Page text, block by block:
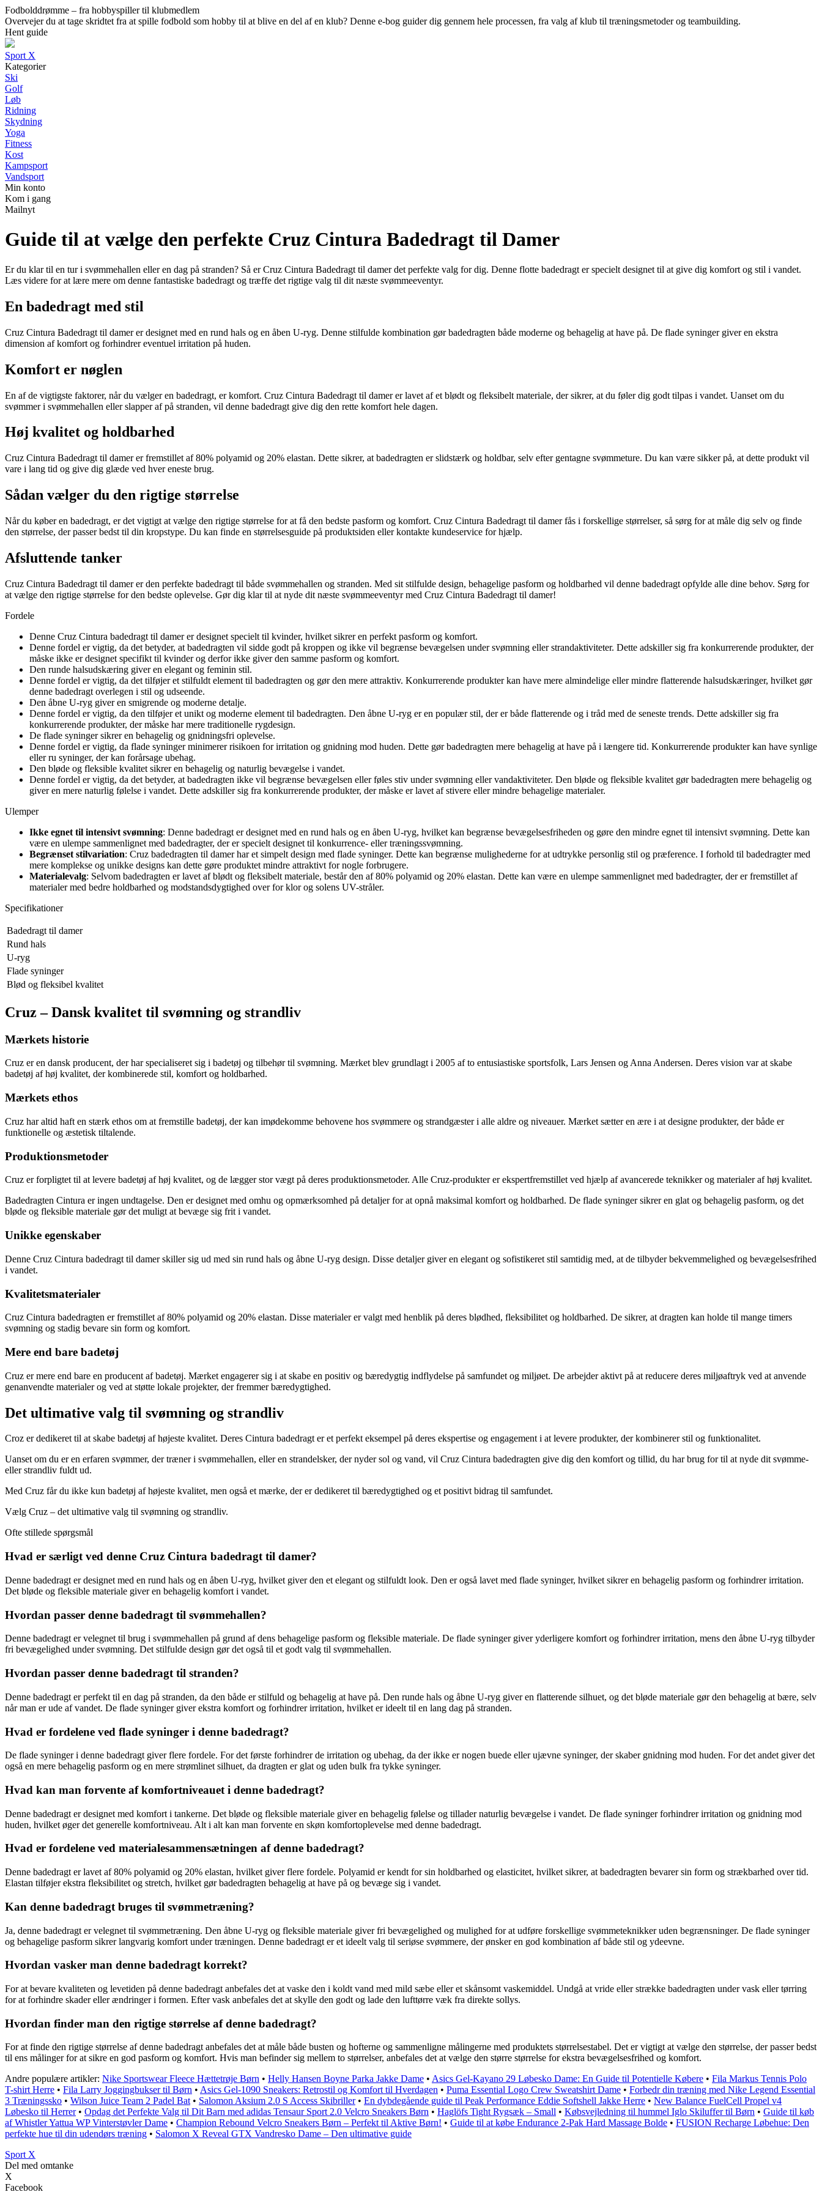
Fodbolddrømme – fra hobbyspiller til klubmedlem
Overvejer du at tage skridtet fra at spille fodbold som hobby til at blive en del af en klub? Denne e-bog guider dig gennem hele processen, fra valg af klub til træningsmetoder og teambuilding.
Hent guide
Sport X
Kategorier
Ski
Golf
Løb
Ridning
Skydning
Yoga
Fitness
Kost
Kampsport
Vandsport
Min konto
Kom i gang
Mailnyt
Guide til at vælge den perfekte Cruz Cintura Badedragt til Damer
Er du klar til en tur i svømmehallen eller en dag på stranden? Så er Cruz Cintura Badedragt til damer det perfekte valg for dig. Denne flotte badedragt er specielt designet til at give dig komfort og stil i vandet.
Læs videre for at lære mere om denne fantastiske badedragt og træffe det rigtige valg til dit næste svømmeeventyr.
En badedragt med stil
Cruz Cintura Badedragt til damer er designet med en rund hals og en åben U-ryg. Denne stilfulde kombination gør badedragten både moderne og behagelig at have på. De flade syninger giver en ekstra
dimension af komfort og forhindrer eventuel irritation på huden.
Komfort er nøglen
En af de vigtigste faktorer, når du vælger en badedragt, er komfort. Cruz Cintura Badedragt til damer er lavet af et blødt og fleksibelt materiale, der sikrer, at du føler dig godt tilpas i vandet. Uanset om du
svømmer i svømmehallen eller slapper af på stranden, vil denne badedragt give dig den rette komfort hele dagen.
Høj kvalitet og holdbarhed
Cruz Cintura Badedragt til damer er fremstillet af 80% polyamid og 20% elastan. Dette sikrer, at badedragten er slidstærk og holdbar, selv efter gentagne svømmeture. Du kan være sikker på, at dette produkt vil
vare i lang tid og give dig glæde ved hver eneste brug.
Sådan vælger du den rigtige størrelse
Når du køber en badedragt, er det vigtigt at vælge den rigtige størrelse for at få den bedste pasform og komfort. Cruz Cintura Badedragt til damer fås i forskellige størrelser, så sørg for at måle dig selv og finde
den størrelse, der passer bedst til din kropstype. Du kan finde en størrelsesguide på produktsiden eller kontakte kundeservice for hjælp.
Afsluttende tanker
Cruz Cintura Badedragt til damer er den perfekte badedragt til både svømmehallen og stranden. Med sit stilfulde design, behagelige pasform og holdbarhed vil denne badedragt opfylde alle dine behov. Sørg for
at vælge den rigtige størrelse for den bedste oplevelse. Gør dig klar til at nyde dit næste svømmeeventyr med Cruz Cintura Badedragt til damer!
Fordele
Denne Cruz Cintura badedragt til damer er designet specielt til kvinder, hvilket sikrer en perfekt pasform og komfort.
Denne fordel er vigtig, da det betyder, at badedragten vil sidde godt på kroppen og ikke vil begrænse bevægelsen under svømning eller strandaktiviteter. Dette adskiller sig fra konkurrerende produkter, der
måske ikke er designet specifikt til kvinder og derfor ikke giver den samme pasform og komfort.
Den runde halsudskæring giver en elegant og feminin stil.
Denne fordel er vigtig, da det tilføjer et stilfuldt element til badedragten og gør den mere attraktiv. Konkurrerende produkter kan have mere almindelige eller mindre flatterende halsudskæringer, hvilket gør
denne badedragt overlegen i stil og udseende.
Den åbne U-ryg giver en smigrende og moderne detalje.
Denne fordel er vigtig, da den tilføjer et unikt og moderne element til badedragten. Den åbne U-ryg er en populær stil, der er både flatterende og i tråd med de seneste trends. Dette adskiller sig fra
konkurrerende produkter, der måske har mere traditionelle rygdesign.
De flade syninger sikrer en behagelig og gnidningsfri oplevelse.
Denne fordel er vigtig, da flade syninger minimerer risikoen for irritation og gnidning mod huden. Dette gør badedragten mere behagelig at have på i længere tid. Konkurrerende produkter kan have synlige
eller ru syninger, der kan forårsage ubehag.
Den bløde og fleksible kvalitet sikrer en behagelig og naturlig bevægelse i vandet.
Denne fordel er vigtig, da det betyder, at badedragten ikke vil begrænse bevægelsen eller føles stiv under svømning eller vandaktiviteter. Den bløde og fleksible kvalitet gør badedragten mere behagelig og
giver en mere naturlig følelse i vandet. Dette adskiller sig fra konkurrerende produkter, der måske er lavet af stivere eller mindre behagelige materialer.
Ulemper
Ikke egnet til intensivt svømning: Denne badedragt er designet med en rund hals og en åben U-ryg, hvilket kan begrænse bevægelsesfriheden og gøre den mindre egnet til intensivt svømning. Dette kan
være en ulempe sammenlignet med badedragter, der er specielt designet til konkurrence- eller træningssvømning.
Begrænset stilvariation: Cruz badedragten til damer har et simpelt design med flade syninger. Dette kan begrænse mulighederne for at udtrykke personlig stil og præference. I forhold til badedragter med
mere komplekse og unikke designs kan dette gøre produktet mindre attraktivt for nogle forbrugere.
Materialevalg: Selvom badedragten er lavet af blødt og fleksibelt materiale, består den af 80% polyamid og 20% elastan. Dette kan være en ulempe sammenlignet med badedragter, der er fremstillet af
materialer med bedre holdbarhed og modstandsdygtighed over for klor og solens UV-stråler.
Specifikationer
Badedragt til damer
Rund hals
U-ryg
Flade syninger
Blød og fleksibel kvalitet
Cruz – Dansk kvalitet til svømning og strandliv
Mærkets historie
Cruz er en dansk producent, der har specialiseret sig i badetøj og tilbehør til svømning. Mærket blev grundlagt i 2005 af to entusiastiske sportsfolk, Lars Jensen og Anna Andersen. Deres vision var at skabe
badetøj af høj kvalitet, der kombinerede stil, komfort og holdbarhed.
Mærkets ethos
Cruz har altid haft en stærk ethos om at fremstille badetøj, der kan imødekomme behovene hos svømmere og strandgæster i alle aldre og niveauer. Mærket sætter en ære i at designe produkter, der både er
funktionelle og æstetisk tiltalende.
Produktionsmetoder
Cruz er forpligtet til at levere badetøj af høj kvalitet, og de lægger stor vægt på deres produktionsmetoder. Alle Cruz-produkter er ekspertfremstillet ved hjælp af avancerede teknikker og materialer af høj kvalitet.
Badedragten Cintura er ingen undtagelse. Den er designet med omhu og opmærksomhed på detaljer for at opnå maksimal komfort og holdbarhed. De flade syninger sikrer en glat og behagelig pasform, og det
bløde og fleksible materiale gør det muligt at bevæge sig frit i vandet.
Unikke egenskaber
Denne Cruz Cintura badedragt til damer skiller sig ud med sin rund hals og åbne U-ryg design. Disse detaljer giver en elegant og sofistikeret stil samtidig med, at de tilbyder bekvemmelighed og bevægelsesfrihed
i vandet.
Kvalitetsmaterialer
Cruz Cintura badedragten er fremstillet af 80% polyamid og 20% elastan. Disse materialer er valgt med henblik på deres blødhed, fleksibilitet og holdbarhed. De sikrer, at dragten kan holde til mange timers
svømning og stadig bevare sin form og komfort.
Mere end bare badetøj
Cruz er mere end bare en producent af badetøj. Mærket engagerer sig i at skabe en positiv og bæredygtig indflydelse på samfundet og miljøet. De arbejder aktivt på at reducere deres miljøaftryk ved at anvende
genanvendte materialer og ved at støtte lokale projekter, der fremmer bæredygtighed.
Det ultimative valg til svømning og strandliv
Croz er dedikeret til at skabe badetøj af højeste kvalitet. Deres Cintura badedragt er et perfekt eksempel på deres ekspertise og engagement i at levere produkter, der kombinerer stil og funktionalitet.
Uanset om du er en erfaren svømmer, der træner i svømmehallen, eller en strandelsker, der nyder sol og vand, vil Cruz Cintura badedragten give dig den komfort og tillid, du har brug for til at nyde dit svømme-
eller strandliv fuldt ud.
Med Cruz får du ikke kun badetøj af højeste kvalitet, men også et mærke, der er dedikeret til bæredygtighed og et positivt bidrag til samfundet.
Vælg Cruz – det ultimative valg til svømning og strandliv.
Ofte stillede spørgsmål
Hvad er særligt ved denne Cruz Cintura badedragt til damer?
Denne badedragt er designet med en rund hals og en åben U-ryg, hvilket giver den et elegant og stilfuldt look. Den er også lavet med flade syninger, hvilket sikrer en behagelig pasform og forhindrer irritation.
Det bløde og fleksible materiale giver en behagelig komfort i vandet.
Hvordan passer denne badedragt til svømmehallen?
Denne badedragt er velegnet til brug i svømmehallen på grund af dens behagelige pasform og fleksible materiale. De flade syninger giver yderligere komfort og forhindrer irritation, mens den åbne U-ryg tilbyder
fri bevægelighed under svømning. Det stilfulde design gør det også til et godt valg til svømmehallen.
Hvordan passer denne badedragt til stranden?
Denne badedragt er perfekt til en dag på stranden, da den både er stilfuld og behagelig at have på. Den runde hals og åbne U-ryg giver en flatterende silhuet, og det bløde materiale gør den behagelig at bære, selv
når man er ude af vandet. De flade syninger giver ekstra komfort og forhindrer irritation, hvilket er ideelt til en lang dag på stranden.
Hvad er fordelene ved flade syninger i denne badedragt?
De flade syninger i denne badedragt giver flere fordele. For det første forhindrer de irritation og ubehag, da der ikke er nogen buede eller ujævne syninger, der skaber gnidning mod huden. For det andet giver det
også en mere behagelig pasform og en mere strømlinet silhuet, da dragten er glat og uden bulk fra tykke syninger.
Hvad kan man forvente af komfortniveauet i denne badedragt?
Denne badedragt er designet med komfort i tankerne. Det bløde og fleksible materiale giver en behagelig følelse og tillader naturlig bevægelse i vandet. De flade syninger forhindrer irritation og gnidning mod
huden, hvilket øger det generelle komfortniveau. Alt i alt kan man forvente en skøn komfortoplevelse med denne badedragt.
Hvad er fordelene ved materialesammensætningen af denne badedragt?
Denne badedragt er lavet af 80% polyamid og 20% elastan, hvilket giver flere fordele. Polyamid er kendt for sin holdbarhed og elasticitet, hvilket sikrer, at badedragten bevarer sin form og strækbarhed over tid.
Elastan tilføjer ekstra fleksibilitet og stretch, hvilket gør badedragten behagelig at have på og bevæge sig i vandet.
Kan denne badedragt bruges til svømmetræning?
Ja, denne badedragt er velegnet til svømmetræning. Den åbne U-ryg og fleksible materiale giver fri bevægelighed og mulighed for at udføre forskellige svømmeteknikker uden begrænsninger. De flade syninger
og behagelige pasform sikrer langvarig komfort under træningen. Denne badedragt er et ideelt valg til seriøse svømmere, der ønsker en god kombination af både stil og ydeevne.
Hvordan vasker man denne badedragt korrekt?
For at bevare kvaliteten og levetiden på denne badedragt anbefales det at vaske den i koldt vand med mild sæbe eller et skånsomt vaskemiddel. Undgå at vride eller strække badedragten under vask eller tørring
for at forhindre skader eller ændringer i formen. Efter vask anbefales det at skylle den godt og lade den lufttørre væk fra direkte sollys.
Hvordan finder man den rigtige størrelse af denne badedragt?
For at finde den rigtige størrelse af denne badedragt anbefales det at måle både busten og hofterne og sammenligne målingerne med produktets størrelsestabel. Det er vigtigt at vælge den størrelse, der passer bedst
til ens målinger for at sikre en god pasform og komfort. Hvis man befinder sig mellem to størrelser, anbefales det at vælge den større størrelse for ekstra bevægelsesfrihed og komfort.
Andre populære artikler: Nike Sportswear Fleece Hættetrøje Børn • Helly Hansen Boyne Parka Jakke Dame • Asics Gel-Kayano 29 Løbesko Dame: En Guide til Potentielle Købere • Fila Markus Tennis Polo
T-shirt Herre • Fila Larry Joggingbukser til Børn • Asics Gel-1090 Sneakers: Retrostil og Komfort til Hverdagen • Puma Essential Logo Crew Sweatshirt Dame • Forbedr din træning med Nike Legend Essential
3 Træningssko • Wilson Juice Team 2 Padel Bat• Salomon Aksium 2.0 S Access Skibriller• En dybdegående guide til Peak Performance Eddie Softshell Jakke Herre • New Balance FuelCell Propel v4
Løbesko til Herrer• Opdag det Perfekte Valg til Dit Barn med adidas Tensaur Sport 2.0 Velcro Sneakers Børn • Haglöfs Tight Rygsæk – Small • Købsvejledning til hummel Iglo Skiluffer til Børn • Guide til køb
af Whistler Yattua WP Vinterstøvler Dame • Champion Rebound Velcro Sneakers Børn – Perfekt til Aktive Børn! • Guide til at købe Endurance 2-Pak Hard Massage Bolde • FUSION Recharge Løbehue: Den
perfekte hue til din udendørs træning • Salomon X Reveal GTX Vandresko Dame – Den ultimative guide
Sport X
Del med omtanke
X
Facebook